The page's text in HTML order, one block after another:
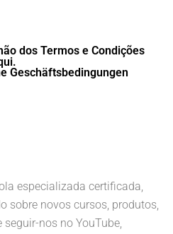
dos Termos e Condições
Geschäftsbedingungen
especializada certificada,
sobre novos cursos, produtos,
nos no YouTube,